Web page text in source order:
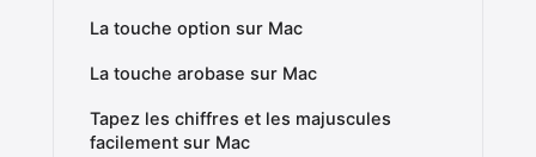
La touche option sur Mac
La touche arobase sur Mac
Tapez les chiffres et les majuscules
facilement sur Mac